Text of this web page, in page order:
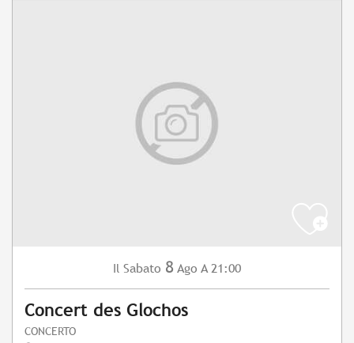
Il Sabato 8 Ago A 21:00
Concert des Glochos
CONCERTO